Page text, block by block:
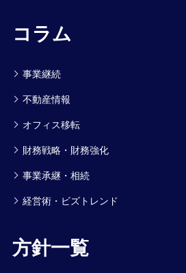
コラム
事業継続
不動産情報
オフィス移転
財務戦略・財務強化
事業承継・相続
経営術・ビズトレンド
方針一覧